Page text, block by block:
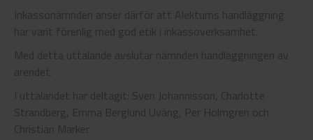
Inkassonämnden anser därför att Alektums handläggning
har varit förenlig med god etik i inkassoverksamhet.
Med detta uttalande avslutar nämnden handläggningen av
ärendet.
I uttalandet har deltagit: Sven Johannisson, Charlotte
Strandberg, Emma Berglund Uväng, Per Holmgren och
Christian Marker